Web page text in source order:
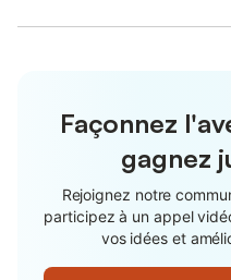
Façonnez
gagnez
Rejoignez notre
participez à un appel
vos idées et